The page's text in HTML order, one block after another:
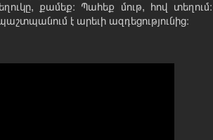
քամեք։ Պահեք մութ, հով տեղում։
է արեւի ազդեցությունից։